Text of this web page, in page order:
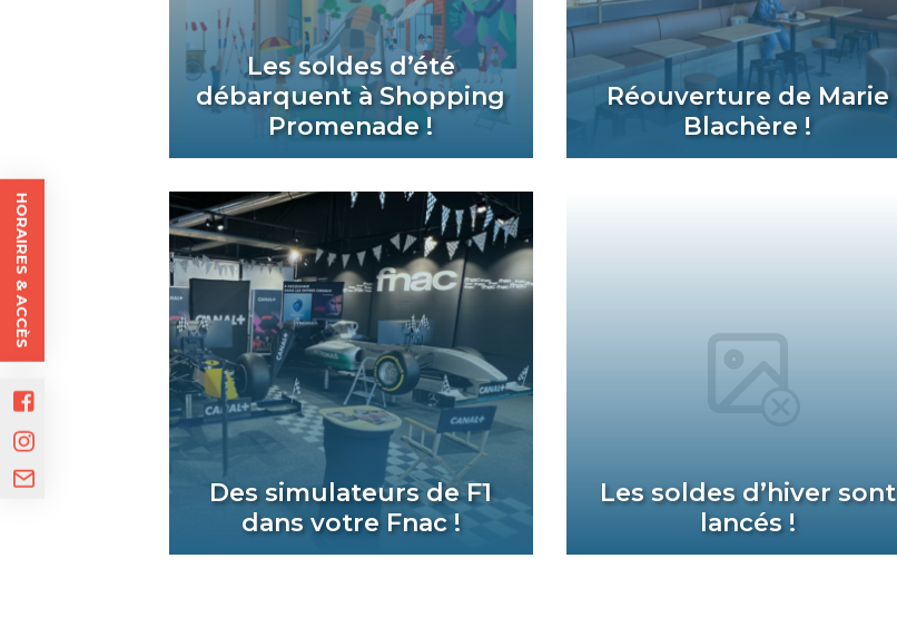
Les soldes d’été
débarquent à Shopping
Promenade !
Réouverture de Marie
Blachère !
Des simulateurs de F1
dans votre Fnac !
Les soldes d’hiver sont
lancés !
HORAIRES & ACCÈS